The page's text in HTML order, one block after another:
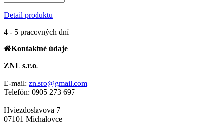
Detail produktu
4 - 5 pracovných dní
Kontaktné údaje
ZNL s.r.o.
E-mail: znlsro@gmail.com
Telefón: 0905 273 697
Hviezdoslavova 7
07101 Michalovce